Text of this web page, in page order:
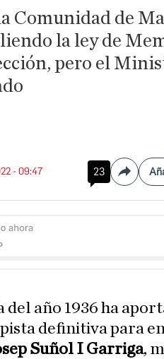
Comunidad de
la ley de
pero el
- 09:47 23
año 1936 ha
pista definitiva para
Suñol I Garriga,